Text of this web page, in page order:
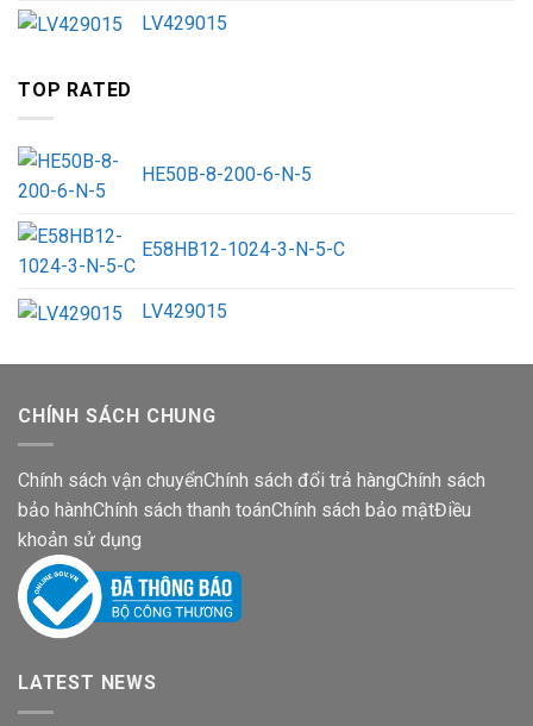
LV429015
TOP RATED
HE50B-8-200-6-N-5
E58HB12-1024-3-N-5-C
LV429015
CHÍNH SÁCH CHUNG
Chính sách vận chuyểnChính sách đổi trả hàngChính sách
bảo hànhChính sách thanh toánChính sách bảo mậtĐiều
khoản sử dụng
LATEST NEWS